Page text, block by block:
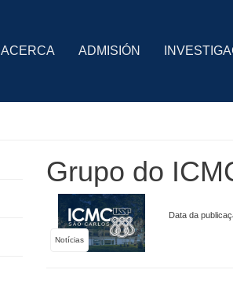
ACERCA ADMISIÓN
Grupo do
Notícias
Data da